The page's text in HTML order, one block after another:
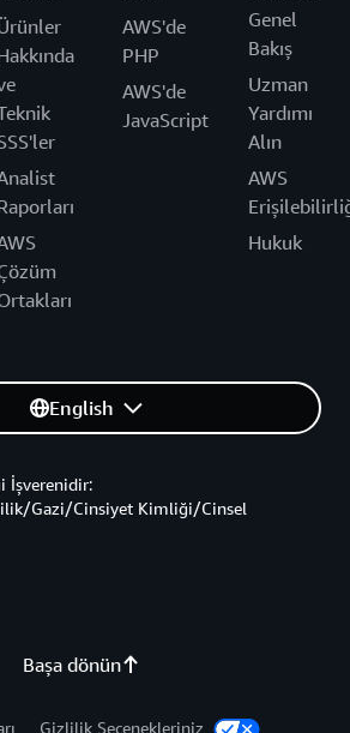
AWS'de
PHP
AWS'de
JavaScript
Genel
Bakış
Uzman
Yardımı
Alın
AWS
Hukuk
English
Başa dönün
İşverenidir:
Gazi/Cinsiyet Kimliği/Cinsel
Gizlilik Seçenekleriniz